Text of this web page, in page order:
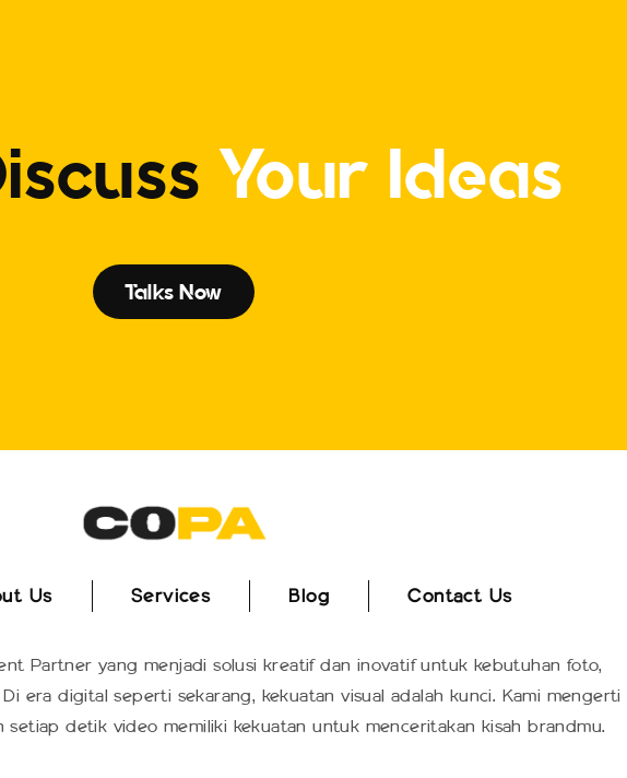
Your Ideas
Talks Now
Us
Services
Blog
Contact Us
Partner yang menjadi solusi kreatif dan inovatif untuk kebutuhan foto,
era digital seperti sekarang, kekuatan visual adalah kunci. Kami mengerti
detik video memiliki kekuatan untuk menceritakan kisah brandmu.